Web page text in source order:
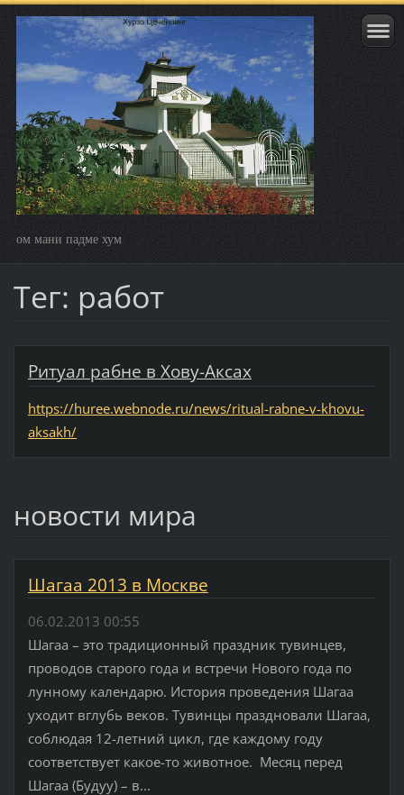
ом мани падме хум
Тег: работ
Ритуал рабне в Хову-Аксах
https://huree.webnode.ru/news/ritual-rabne-v-khovu-
aksakh/
новости мира
Шагаа 2013 в Москве
06.02.2013 00:55
Шагаа – это традиционный праздник тувинцев,
проводов старого года и встречи Нового года по
лунному календарю. История проведения Шагаа
уходит вглубь веков. Тувинцы праздновали Шагаа,
соблюдая 12-летний цикл, где каждому году
соответствует какое-то животное. Месяц перед
Шагаа (Будуу) – в...